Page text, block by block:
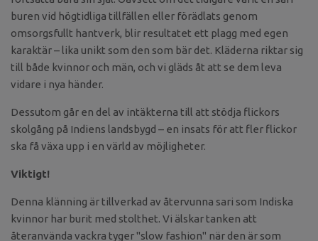
buren vid högtidliga tillfällen eller förädlats genom
omsorgsfullt hantverk, blir resultatet ett plagg med egen
karaktär – lika unikt som den som bär det. Kläderna riktar sig
till både kvinnor och män, och vi gläds åt att se dem leva
vidare i nya händer.
Dessutom går en del av intäkterna till att stödja flickors
skolgång på Indiens landsbygd – en insats för att fler flickor
ska få växa upp i en värld av möjligheter.
Viktigt!
Denna klänning är tillverkad av återvunna sari som Indiska
kvinnor har burit med stolthet. Vi älskar tanken att
återanvända vackra tyger "slow fashion" när den är som